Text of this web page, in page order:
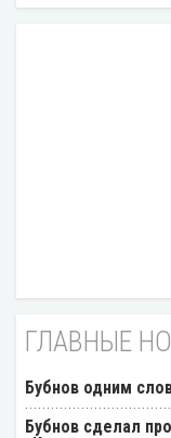
ГЛАВНЫЕ
Бубнов одним
Бубнов сделал